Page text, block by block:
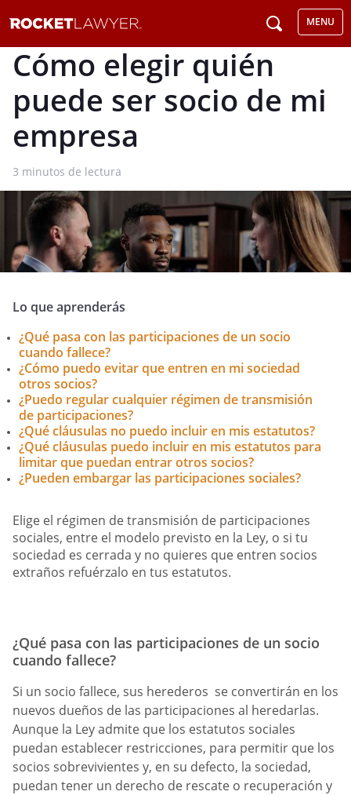
MENU
Cómo elegir quién
puede ser socio de mi
empresa
3 minutos de lectura
Lo que aprenderás
¿Qué pasa con las participaciones de un socio
cuando fallece?
¿Cómo puedo evitar que entren en mi sociedad
otros socios?
¿Puedo regular cualquier régimen de transmisión
de participaciones?
¿Qué cláusulas no puedo incluir en mis estatutos?
¿Qué cláusulas puedo incluir en mis estatutos para
limitar que puedan entrar otros socios?
¿Pueden embargar las participaciones sociales?
Elige el régimen de transmisión de participaciones
sociales, entre el modelo previsto en la Ley, o si tu
sociedad es cerrada y no quieres que entren socios
extraños refuérzalo en tus estatutos.
¿Qué pasa con las participaciones de un socio
cuando fallece?
Si un socio fallece, sus herederos se convertirán en los
nuevos dueños de las participaciones al heredarlas.
Aunque la Ley admite que los estatutos sociales
puedan establecer restricciones, para permitir que los
socios sobrevivientes y, en su defecto, la sociedad,
puedan tener un derecho de rescate o recuperación y